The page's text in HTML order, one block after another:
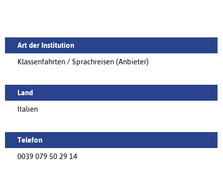
Art der Institution
Klassenfahrten / Sprachreisen (Anbieter)
Land
Italien
Telefon
0039 079 50 29 14